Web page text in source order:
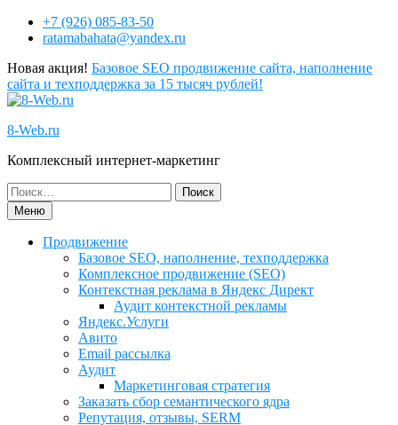
+7 (926) 085-83-50
ratamabahata@yandex.ru
Новая акция! Базовое SEO продвижение сайта, наполнение
сайта и техподдержка за 15 тысяч рублей!
8-Web.ru
Комплексный интернет-маркетинг
Меню
Продвижение
Базовое SEO, наполнение, техподдержка
Комплексное продвижение (SEO)
Контекстная реклама в Яндекс Директ
Аудит контекстной рекламы
Яндекс.Услуги
Авито
Email рассылка
Аудит
Маркетинговая стратегия
Заказать сбор семантического ядра
Репутация, отзывы, SERM